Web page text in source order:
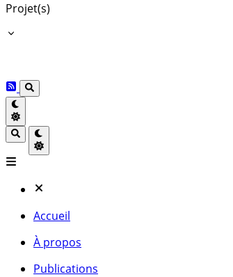
Projet(s)
Accueil
À propos
Publications